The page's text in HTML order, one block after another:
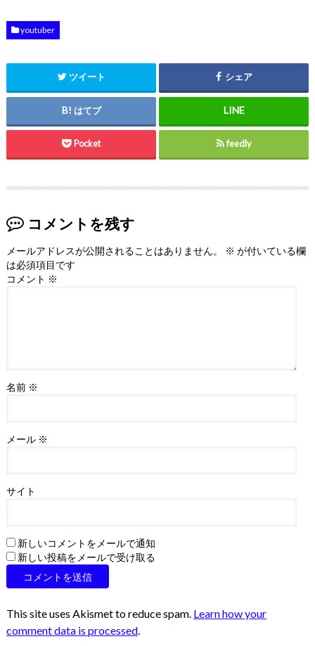
youtuber
ツイート シェア
はてブ
Pocket feedly
コメントを残す
メールアドレスが公開されることはありません。 ※ が付いている欄
は必須項目です
コメント ※
名前 ※
メール ※
サイト
新しいコメントをメールで通知
新しい投稿をメールで受け取る
This site uses Akismet to reduce spam. Learn how your
comment data is processed.